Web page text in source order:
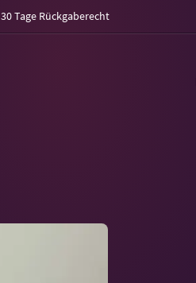
30 Tage Rückgaberecht